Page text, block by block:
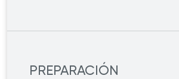
PREPARACIÓN